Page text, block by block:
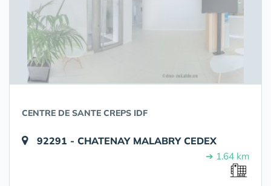
CENTRE DE SANTE CREPS IDF
92291 - CHATENAY MALABRY CEDEX
➔ 1.64 km